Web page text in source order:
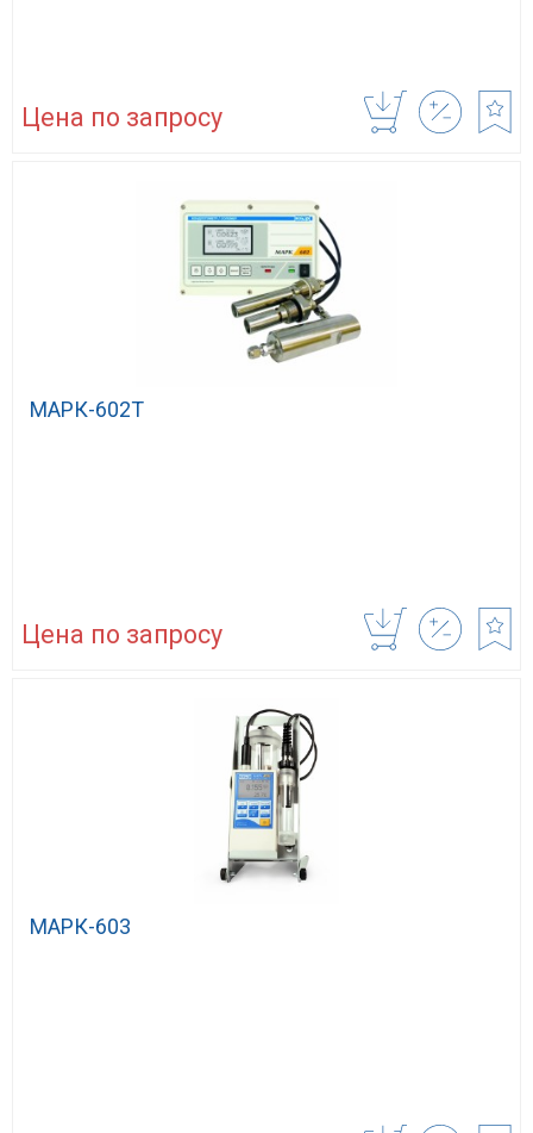
Цена по запросу
МАРК-602Т
Цена по запросу
МАРК-603